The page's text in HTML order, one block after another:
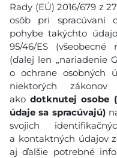
Rady (EÚ) 2016/679 z
osôb pri spracúvaní
pohybe takýchto
95/46/ES
(ďalej len „nariadenie
o ochrane osobných
niektorých
akodotknutej osobe
údaje sa spracúvajú)
svojich
a kontaktných údajov
aj ďalšie potrebné